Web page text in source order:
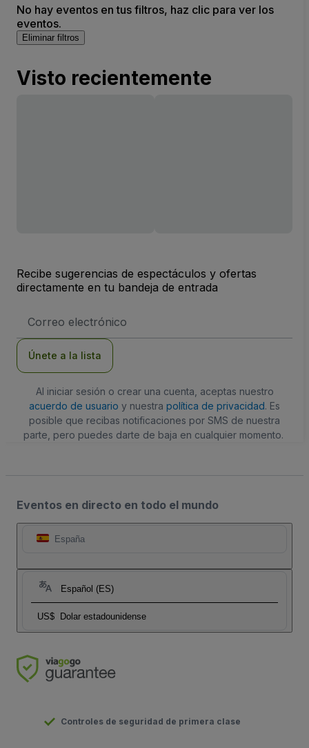
No hay eventos en tus filtros, haz clic para ver los
eventos.
Eliminar filtros
Visto recientemente
Recibe sugerencias de espectáculos y ofertas
directamente en tu bandeja de entrada
de
Únete a la lista
Al iniciar sesión o crear una cuenta, aceptas nuestro
acuerdo de usuario y nuestra política de privacidad. Es
posible que recibas notificaciones por SMS de nuestra
parte, pero puedes darte de baja en cualquier momento.
Eventos en directo en todo el mundo
España
Español (ES)
US$ Dolar estadounidense
Controles de seguridad de primera clase